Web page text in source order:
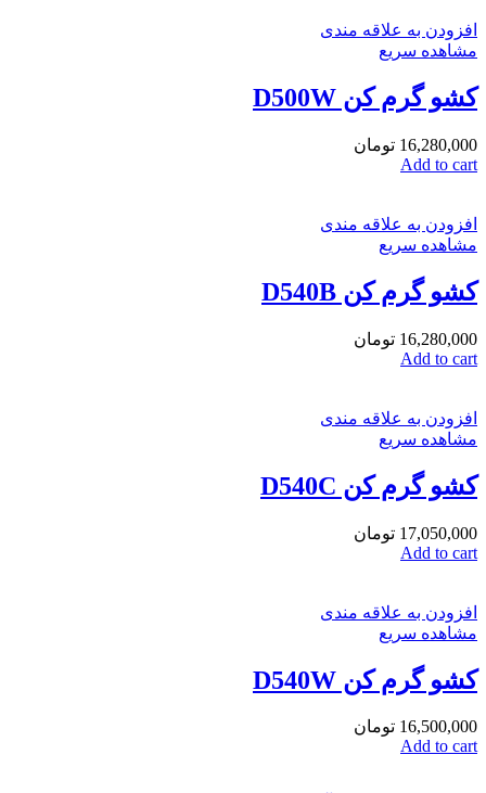
افزودن به علاقه مندی
مشاهده سریع
کشو گرم کن D500W
16,280,000 تومان
Add to cart
افزودن به علاقه مندی
مشاهده سریع
کشو گرم کن D540B
16,280,000 تومان
Add to cart
افزودن به علاقه مندی
مشاهده سریع
کشو گرم کن D540C
17,050,000 تومان
Add to cart
افزودن به علاقه مندی
مشاهده سریع
کشو گرم کن D540W
16,500,000 تومان
Add to cart